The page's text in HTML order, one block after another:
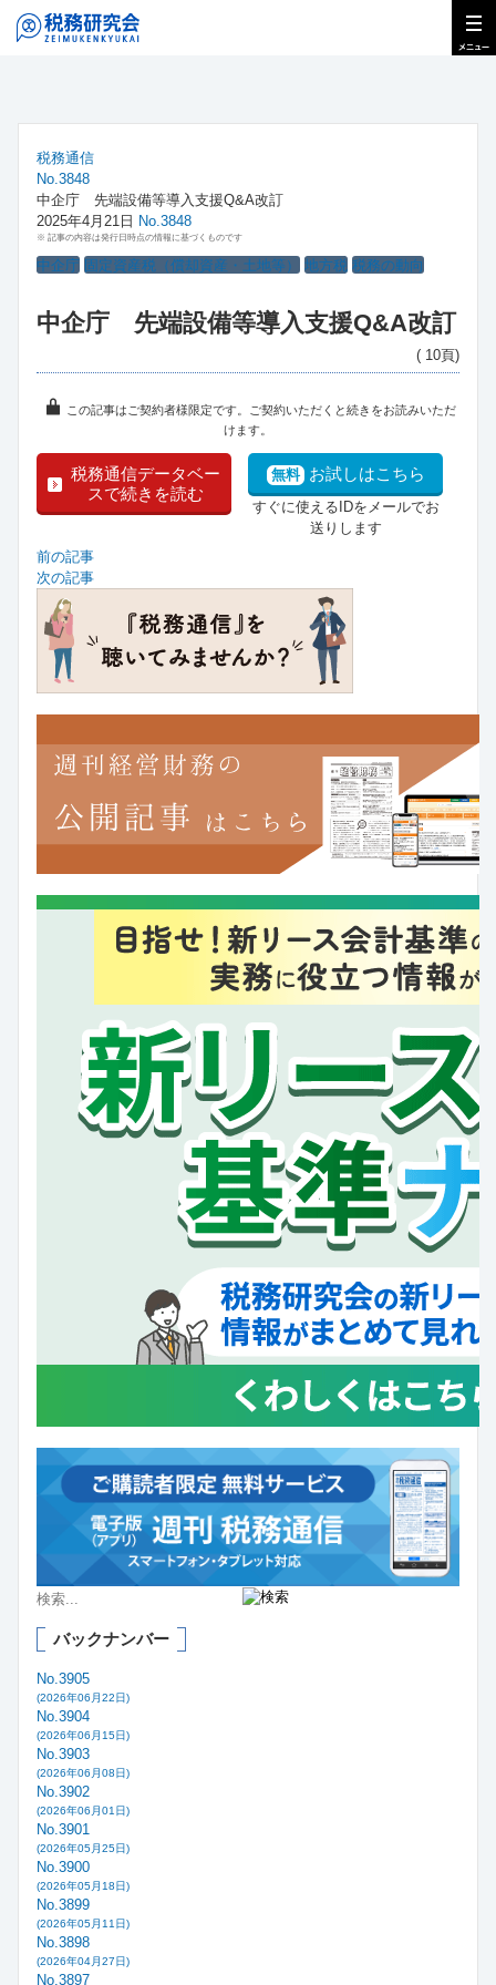
税務通信
No.3848
中企庁 先端設備等導入支援Q&A改訂
2025年4月21日 No.3848
※ 記事の内容は発行日時点の情報に基づくものです
中企庁 固定資産税（償却資産・土地等） 地方税 税務の動向
中企庁 先端設備等導入支援Q&A改訂
( 10頁)
この記事はご契約者様限定です。ご契約いただくと続きをお読みいただ
けます。
税務通信データベー
スで続きを読む
無料 お試しはこちら
すぐに使えるIDをメールでお
送りします
前の記事
次の記事
バックナンバー
No.3905
(2026年06月22日)
No.3904
(2026年06月15日)
No.3903
(2026年06月08日)
No.3902
(2026年06月01日)
No.3901
(2026年05月25日)
No.3900
(2026年05月18日)
No.3899
(2026年05月11日)
No.3898
(2026年04月27日)
No.3897